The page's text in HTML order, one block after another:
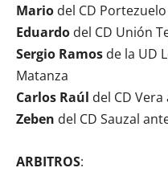
Mario del CD
Eduardo del CD Unión
Sergio Ramos de la UD
Matanza
Carlos Raúl del CD
Zeben del CD Sauzal
ARBITROS: